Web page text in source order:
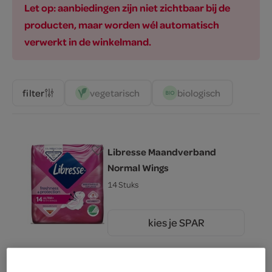
Let op: aanbiedingen zijn niet zichtbaar bij de
producten, maar worden wél automatisch
verwerkt in de winkelmand.
vegetarisch biologisch
filter
Libresse Maandverband
Normal Wings
14 Stuks
kies je SPAR